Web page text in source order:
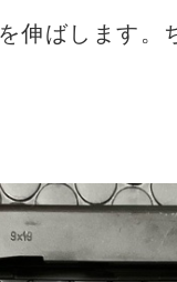
伸ばします。